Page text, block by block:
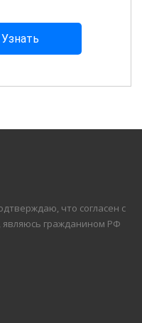
что согласен с
являюсь гражданином РФ